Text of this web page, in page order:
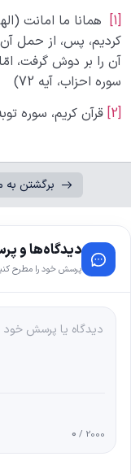
[1]
همانا ما امانت
کردیم، پس، از حمل آن
آن را بر دوش گرفت،
سوره احزاب، آیه 72)
[2]
قرآن کریم، سوره توبه،
برگشتن به
دیدگاه‌ها و
پرسش خود را مطرح
0 / 2000